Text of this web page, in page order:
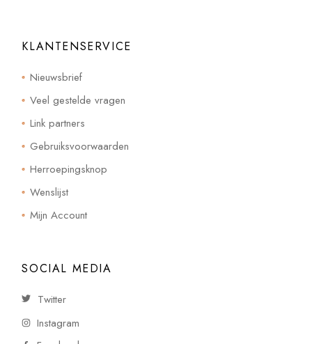
KLANTENSERVICE
Nieuwsbrief
Veel gestelde vragen
Link partners
Gebruiksvoorwaarden
Herroepingsknop
Wenslijst
Mijn Account
SOCIAL MEDIA
Twitter
Instagram